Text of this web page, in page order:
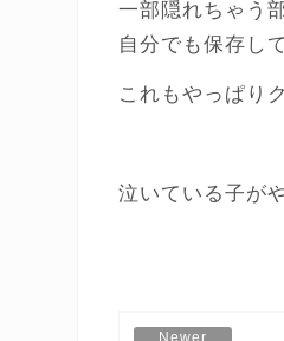
一部隠れちゃう
自分でも保存し
これもやっぱり
泣いている子が
Newer